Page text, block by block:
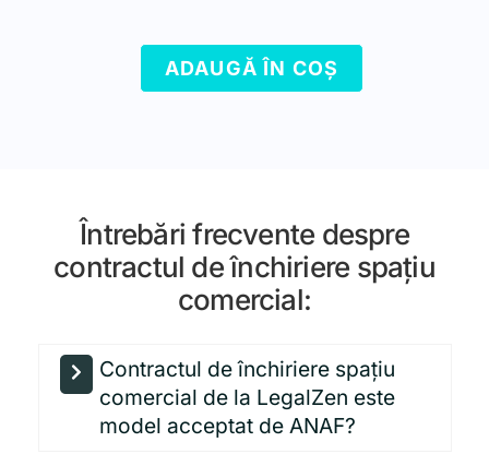
ADAUGĂ ÎN COȘ
Întrebări frecvente despre
contractul de închiriere spațiu
comercial:
Contractul de închiriere spațiu
comercial de la LegalZen este
model acceptat de ANAF?